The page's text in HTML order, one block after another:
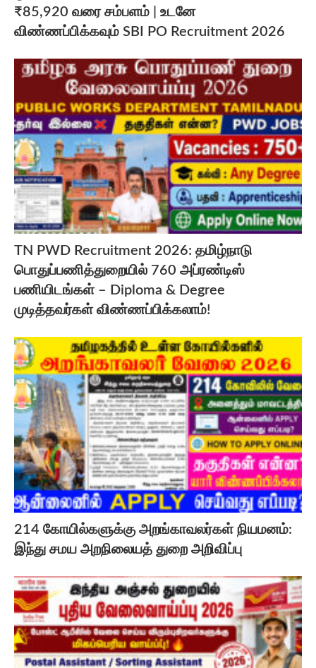
₹85,920 வரை சம்பளம் | உடனே
விண்ணப்பிக்கவும் SBI PO Recruitment 2026
TN PWD Recruitment 2026: தமிழ்நாடு
பொதுப்பணித்துறையில் 760 அப்ரண்டிஸ்
பணியிடங்கள் – Diploma & Degree
முடித்தவர்கள் விண்ணப்பிக்கலாம்!
214 கோயில்களுக்கு அறங்காவலர்கள் நியமனம்:
இந்து சமய அறநிலையத் துறை அறிவிப்பு